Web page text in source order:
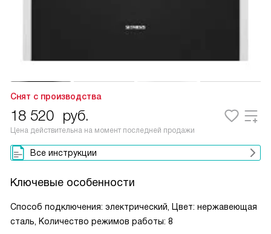
Снят с производства
18 520 руб.
Цена действительна на момент последней продажи
Все инструкции
Ключевые особенности
Способ подключения: электрический, Цвет: нержавеющая
сталь, Количество режимов работы: 8